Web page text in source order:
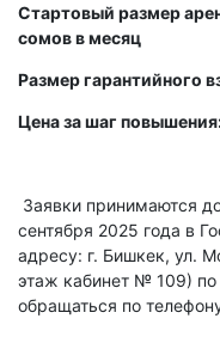
Стартовый размер
сомов в месяц
Размер гарантийного
Цена за шаг
Заявки принимаются
сентября 2025 года в
адресу: г. Бишкек, ул.
этаж кабинет № 109)
обращаться по